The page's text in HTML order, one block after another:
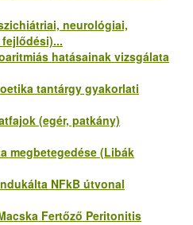
neurológiai,
hatásainak vizsgálata
tantárgy gyakorlati
(egér, patkány)
megbetegedése (Libák
NFkB útvonal
Fertőző Peritonitis